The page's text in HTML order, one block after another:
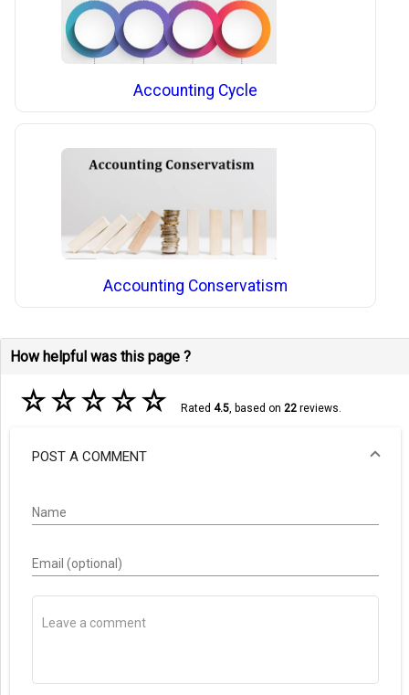
Accounting Cycle
Accounting Conservatism
How helpful was this page ?
☆☆☆☆☆ Rated 4.5, based on 22reviews.
POST A COMMENT
Name
Email (optional)